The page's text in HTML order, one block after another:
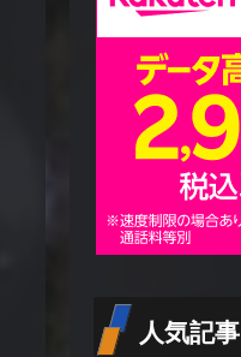
人気記事